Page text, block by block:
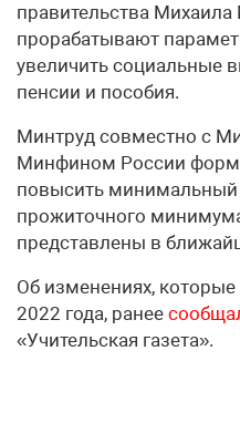
правительства
прорабатывают
увеличить социальные
пенсии и пособия.
Минтруд совместно с
Минфином России
повысить минимальный
прожиточного
представлены в
Об изменениях,
2022 года, ранее
«Учительская газета».